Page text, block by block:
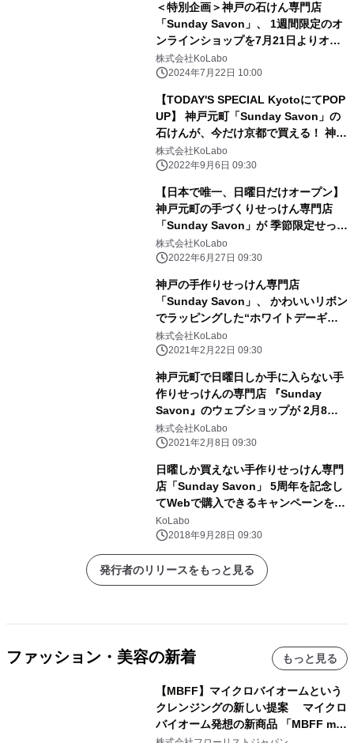
＜特別企画＞神戸の石けん専門店
「Sunday Savon」、 1週間限定のオ
ンラインショップを7月21日よりオー
プン！
株式会社KoLabo
2024年7月22日 10:00
【TODAY'S SPECIAL KyotoにてPOP
UP】 神戸元町「Sunday Savon」の
石けんが、今だけ京都で買える！ 神戸
で人気の手作り石けん専門店が、 京都
で期間限定POP UPを開催
株式会社KoLabo
2022年9月6日 09:30
【日本で唯一、日曜日だけオープン】
神戸元町の手づくりせっけん専門店
「Sunday Savon」が 季節限定せっけ
ん「レモン」を新発売
株式会社KoLabo
2022年6月27日 09:30
神戸の手作りせっけん専門店
「Sunday Savon」、 かわいいリボン
でラッピングした“ホワイトデーギフ
ト”が 登場！通販限定で3月7日まで販
売
株式会社KoLabo
2021年2月22日 09:30
神戸元町で日曜日しか手に入らない手
作りせっけんの専門店 『Sunday
Savon』のウェブショップが 2月8日
から3月7日までの期間限定でオープン
株式会社KoLabo
2021年2月8日 09:30
日曜しか買えない手作りせっけん専門
店「Sunday Savon」 5周年を記念し
てWebで購入できるキャンペーンを期
間限定開催
KoLabo
2018年9月28日 09:30
発行者のリリースをもっと見る
ファッション・美容の新着 もっと見る
【MBFF】マイクロバイオームという
クレンジングの新しい提案 マイクロ
バイオーム発想の新商品 「MBFF mb